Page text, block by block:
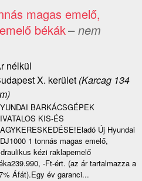
magas emelő,
békák– nem
nélkül
X. kerület(Karcag 134
BARKÁCSGÉPEK
KIS-ÉS
Új Hyundai
1 tonnás magas emelő,
kézi raklapemelő
-Ft-ért. (az ár tartalmazza a
Áfát).Egy év garanci...